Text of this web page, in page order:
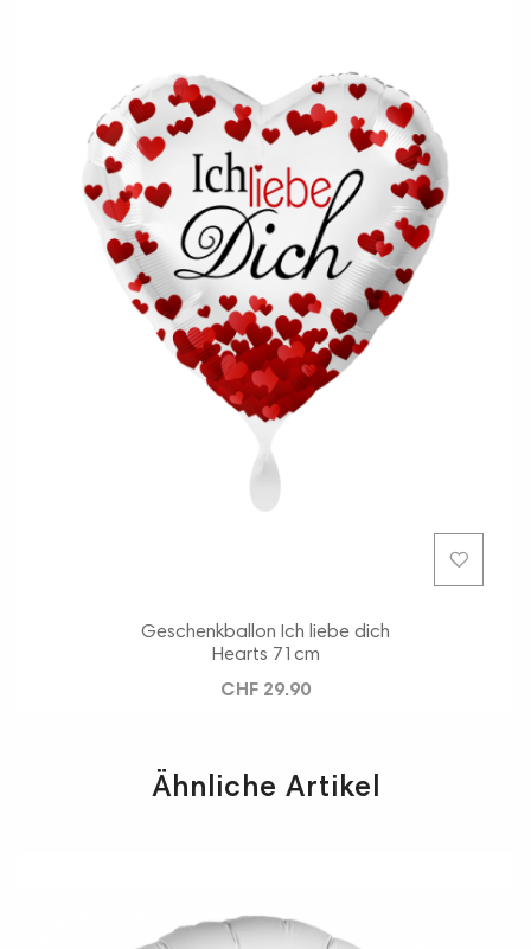
Geschenkballon Ich liebe dich
Hearts 71cm
CHF 29.90
Ähnliche Artikel